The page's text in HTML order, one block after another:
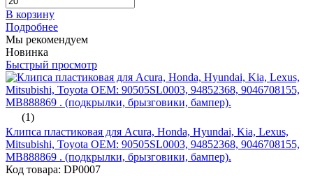
В корзину
Подробнее
Мы рекомендуем
Новинка
Быстрый просмотр
(1)
Клипса пластиковая для Acura, Honda, Hyundai, Kia, Lexus,
Mitsubishi, Toyota ОЕМ: 90505SL0003, 94852368, 9046708155,
MB888869 . (подкрылки, брызговики, бампер).
Код товара: DP0007